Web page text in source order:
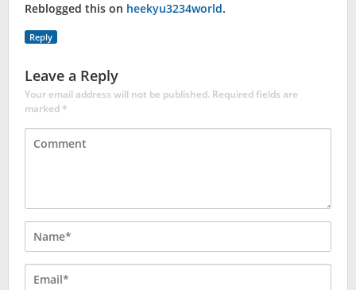
Reblogged this on heekyu3234world.
Reply
Leave a Reply
Your email address will not be published. Required fields are
marked*